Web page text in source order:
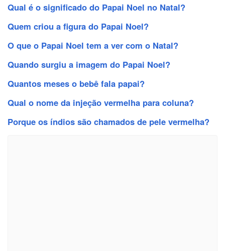
Qual é o significado do Papai Noel no Natal?
Quem criou a figura do Papai Noel?
O que o Papai Noel tem a ver com o Natal?
Quando surgiu a imagem do Papai Noel?
Quantos meses o bebê fala papai?
Qual o nome da injeção vermelha para coluna?
Porque os índios são chamados de pele vermelha?